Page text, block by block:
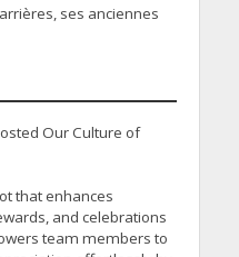
ses anciennes
Our Culture of
that enhances
and celebrations
team members to